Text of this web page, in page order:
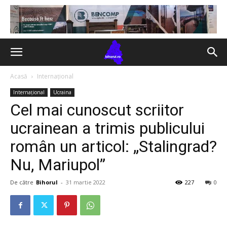
Acasă Internațional
Internațional Ucraina
Cel mai cunoscut scriitor
ucrainean a trimis publicului
român un articol: „Stalingrad?
Nu, Mariupol”
De către Bihorul - 31 martie 2022 0
227